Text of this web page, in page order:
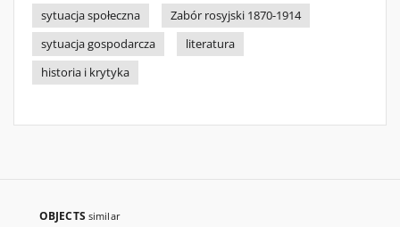
sytuacja społeczna
Zabór rosyjski 1870-1914
sytuacja gospodarcza
literatura
historia i krytyka
OBJECTS similar